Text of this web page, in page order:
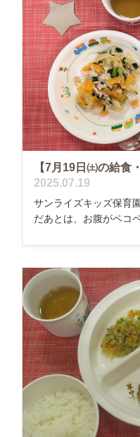
【7月19日㈯の給食
2025.07.19
サンライズキッズ保育
だあとは、お腹がペコ